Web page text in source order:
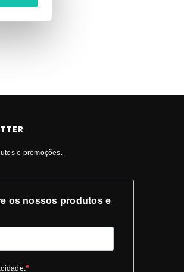
e promoções.
os nossos produtos e